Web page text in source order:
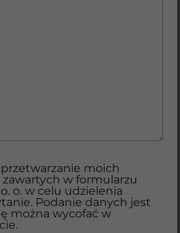
moich
w formularzu
o. w celu udzielenia
Podanie danych jest
można wycofać w